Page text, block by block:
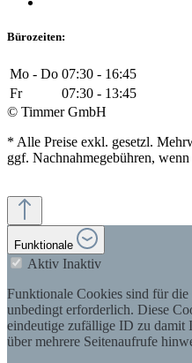
Bürozeiten:
Mo - Do 07:30 - 16:45
Fr
07:30 - 13:45
© Timmer GmbH
* Alle Preise exkl. gesetzl.
ggf. Nachnahmegebühren,
Funktionale
Aktiv Inaktiv
Funktionale Cookies sind für
unbedingt erforderlich. Diese
eindeutige zufällige ID zu damit
über mehrere Seitenaufrufe